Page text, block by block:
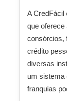
A CredFácil
que
consórcios,
crédito
diversas
um sistema
franquias